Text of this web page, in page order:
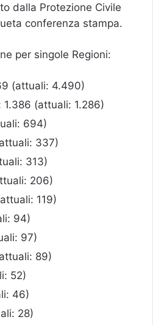
dalla Protezione Civile
conferenza stampa.
per singole Regioni:
(attuali: 4.490)
1.386 (attuali: 1.286)
694)
337)
313)
206)
119)
94)
97)
89)
52)
46)
28)